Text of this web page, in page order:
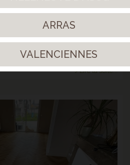
- POSE À LA
et plein de personnalité
> Lire la suite...
ARRAS
VALENCIENNES